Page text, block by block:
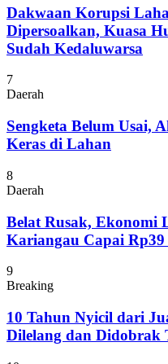
Dakwaan Korupsi
Dipersoalkan, Kuasa
Sudah Kedaluwarsa
7
Daerah
Sengketa Belum Usai,
Keras di Lahan
8
Daerah
Belat Rusak, Ekonomi
Kariangau Capai
9
Breaking
10 Tahun Nyicil dari
Dilelang dan Didobrak